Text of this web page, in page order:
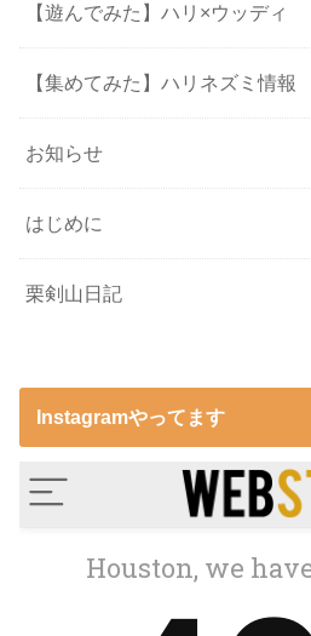
【遊んでみた】ハリ×ウッディ
【集めてみた】ハリネズミ情報
お知らせ
はじめに
栗剣山日記
Instagramやってます